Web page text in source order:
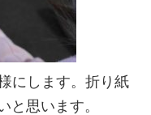
にします。折り紙
と思います。